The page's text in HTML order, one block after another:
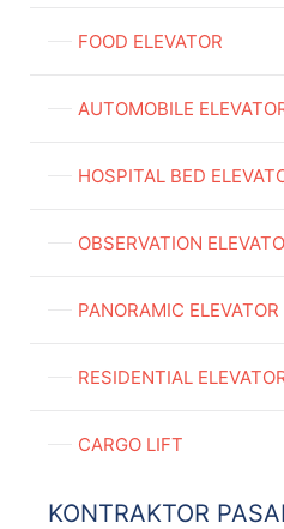
FOOD ELEVATOR
AUTOMOBILE
HOSPITAL BED
OBSERVATION
PANORAMIC ELEVATOR
RESIDENTIAL
CARGO LIFT
KONTRAKTOR